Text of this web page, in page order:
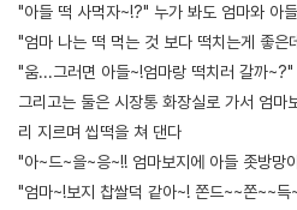
"아들 떡 사먹자~!?" 누가 봐도 엄마와 아
"엄마 나는 떡 먹는 것 보다 떡치는게 좋은
"움...그러면 아들~!엄마랑 떡치러 갈까~?"
그리고는 둘은 시장통 화장실로 가서 엄마
리 지르며 씹떡을 쳐 댄다
"아~드~을~응~!! 엄마보지에 아들 좃방망
"엄마~!보지 찹쌀덕 같아~! 쫀드~~쫀~~득